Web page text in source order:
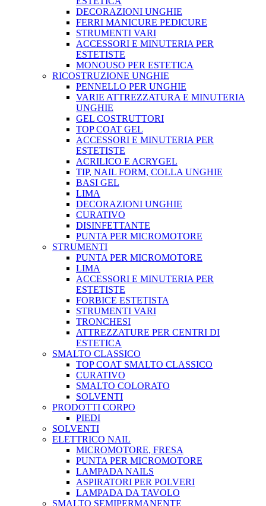
DECORAZIONI UNGHIE
FERRI MANICURE PEDICURE
STRUMENTI VARI
ACCESSORI E MINUTERIA PER
ESTETISTE
MONOUSO PER ESTETICA
RICOSTRUZIONE UNGHIE
PENNELLO PER UNGHIE
VARIE ATTREZZATURA E MINUTERIA
UNGHIE
GEL COSTRUTTORI
TOP COAT GEL
ACCESSORI E MINUTERIA PER
ESTETISTE
ACRILICO E ACRYGEL
TIP, NAIL FORM, COLLA UNGHIE
BASI GEL
LIMA
DECORAZIONI UNGHIE
CURATIVO
DISINFETTANTE
PUNTA PER MICROMOTORE
STRUMENTI
PUNTA PER MICROMOTORE
LIMA
ACCESSORI E MINUTERIA PER
ESTETISTE
FORBICE ESTETISTA
STRUMENTI VARI
TRONCHESI
ATTREZZATURE PER CENTRI DI
ESTETICA
SMALTO CLASSICO
TOP COAT SMALTO CLASSICO
CURATIVO
SMALTO COLORATO
SOLVENTI
PRODOTTI CORPO
PIEDI
SOLVENTI
ELETTRICO NAIL
MICROMOTORE, FRESA
PUNTA PER MICROMOTORE
LAMPADA NAILS
ASPIRATORI PER POLVERI
LAMPADA DA TAVOLO
SMALTO SEMIPERMANENTE